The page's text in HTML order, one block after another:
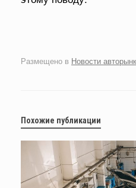
Размещено в Новости
Похожие публикации